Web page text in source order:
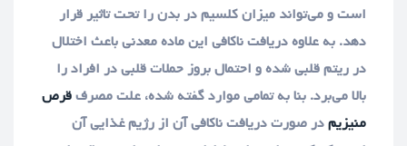
است و می‌تواند میزان کلسیم در بدن را تحت تاثیر قرار
دهد. به علاوه دریافت ناکافی این ماده معدنی باعث اختلال
در ریتم قلبی شده و احتمال بروز حملات قلبی در افراد را
بالا می‌برد. بنا به تمامی موارد گفته شده، علت مصرفقرص
منیزیمدر صورت دریافت ناکافی آن از رژیم غذایی آن